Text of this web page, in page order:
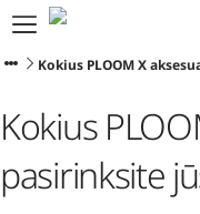
Atrask PLOOM
E. parduotuvė
Pradėti
Pagalba
Naujienos
Programėlė
Kokius PLOOM X
Kokius
pasirinksite